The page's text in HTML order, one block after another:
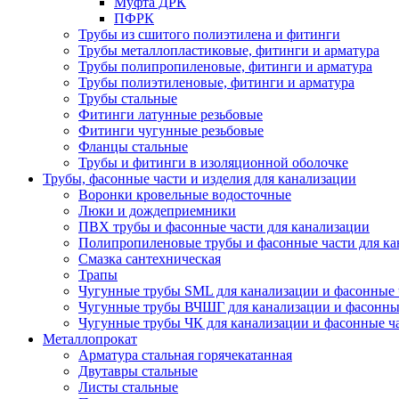
ПФРК
Трубы из сшитого полиэтилена и фитинги
Трубы металлопластиковые, фитинги и арматура
Трубы полипропиленовые, фитинги и арматура
Трубы полиэтиленовые, фитинги и арматура
Трубы стальные
Фитинги латунные резьбовые
Фитинги чугунные резьбовые
Фланцы стальные
Трубы и фитинги в изоляционной оболочке
Трубы, фасонные части и изделия для канализации
Воронки кровельные водосточные
Люки и дождеприемники
ПВХ трубы и фасонные части для канализации
Полипропиленовые трубы и фасонные части для
Смазка сантехническая
Трапы
Чугунные трубы SML для канализации и фасонные
Чугунные трубы ВЧШГ для канализации и
Чугунные трубы ЧК для канализации и фасонные
Металлопрокат
Арматура стальная горячекатанная
Двутавры стальные
Листы стальные